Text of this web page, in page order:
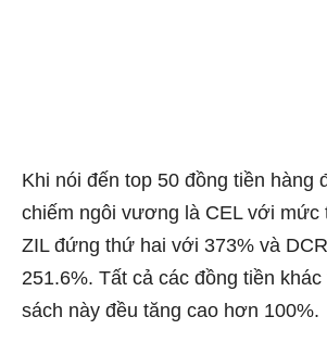
Khi nói đến top 50 đồng tiền hàng
chiếm ngôi vương là CEL với mức
ZIL đứng thứ hai với 373% và
251.6%. Tất cả các đồng tiền khác
sách này đều tăng cao hơn 100%.